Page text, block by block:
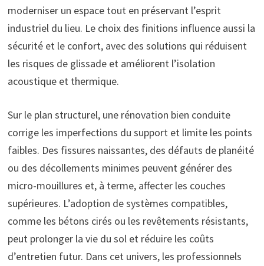
moderniser un espace tout en préservant l’esprit
industriel du lieu. Le choix des finitions influence aussi la
sécurité et le confort, avec des solutions qui réduisent
les risques de glissade et améliorent l’isolation
acoustique et thermique.
Sur le plan structurel, une rénovation bien conduite
corrige les imperfections du support et limite les points
faibles. Des fissures naissantes, des défauts de planéité
ou des décollements minimes peuvent générer des
micro-mouillures et, à terme, affecter les couches
supérieures. L’adoption de systèmes compatibles,
comme les bétons cirés ou les revêtements résistants,
peut prolonger la vie du sol et réduire les coûts
d’entretien futur. Dans cet univers, les professionnels